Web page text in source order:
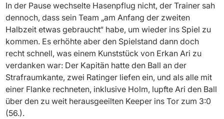
In der Pause wechselte Hasenpflug nicht, der Trainer sah
dennoch, dass sein Team „am Anfang der zweiten
Halbzeit etwas gebraucht“ habe, um wieder ins Spiel zu
kommen. Es erhöhte aber den Spielstand dann doch
recht schnell, was einem Kunststück von Erkan Ari zu
verdanken war: Der Kapitän hatte den Ball an der
Strafraumkante, zwei Ratinger liefen ein, und als alle mit
einer Flanke rechneten, inklusive Holm, lupfte Ari den Ball
über den zu weit herausgeeilten Keeper ins Tor zum 3:0
(56.).